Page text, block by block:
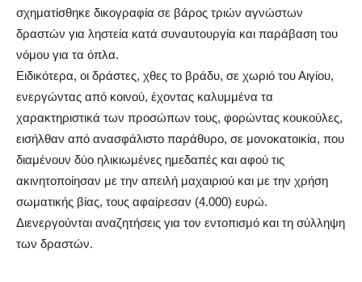
σχηματίσθηκε δικογραφία σε βάρος τριών αγνώστων
δραστών για ληστεία κατά συναυτουργία και παράβαση του
νόμου για τα όπλα.
Ειδικότερα, οι δράστες, χθες το βράδυ, σε χωριό του Αιγίου,
ενεργώντας από κοινού, έχοντας καλυμμένα τα
χαρακτηριστικά των προσώπων τους, φορώντας κουκούλες,
εισήλθαν από ανασφάλιστο παράθυρο, σε μονοκατοικία, που
διαμένουν δύο ηλικιωμένες ημεδαπές και αφού τις
ακινητοποίησαν με την απειλή μαχαιριού και με την χρήση
σωματικής βίας, τους αφαίρεσαν (4.000) ευρώ.
Διενεργούνται αναζητήσεις για τον εντοπισμό και τη σύλληψη
των δραστών.